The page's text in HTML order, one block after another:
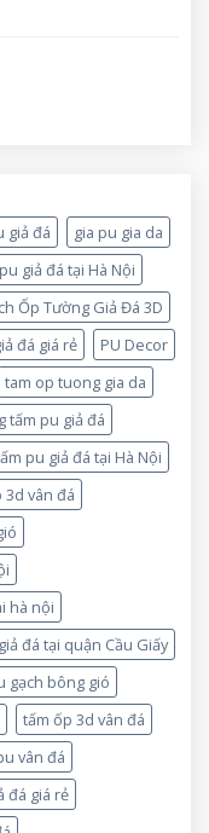
giả đá
gia pu gia da
giả đá tại Hà Nội
Ốp Tường Giả Đá 3D
đá giá rẻ
PU Decor
tam op tuong gia da
tấm pu giả đá
pu giả đá tại Hà Nội
vân đá
hà nội
đá tại quận Cầu Giấy
gạch bông gió
tấm ốp 3d vân đá
vân đá
đá giá rẻ